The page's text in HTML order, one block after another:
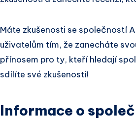
Máte zkušenosti se společností
uživatelům tím, že zanecháte
přínosem pro ty, kteří hledají
sdílíte své zkušenosti!
Informace o